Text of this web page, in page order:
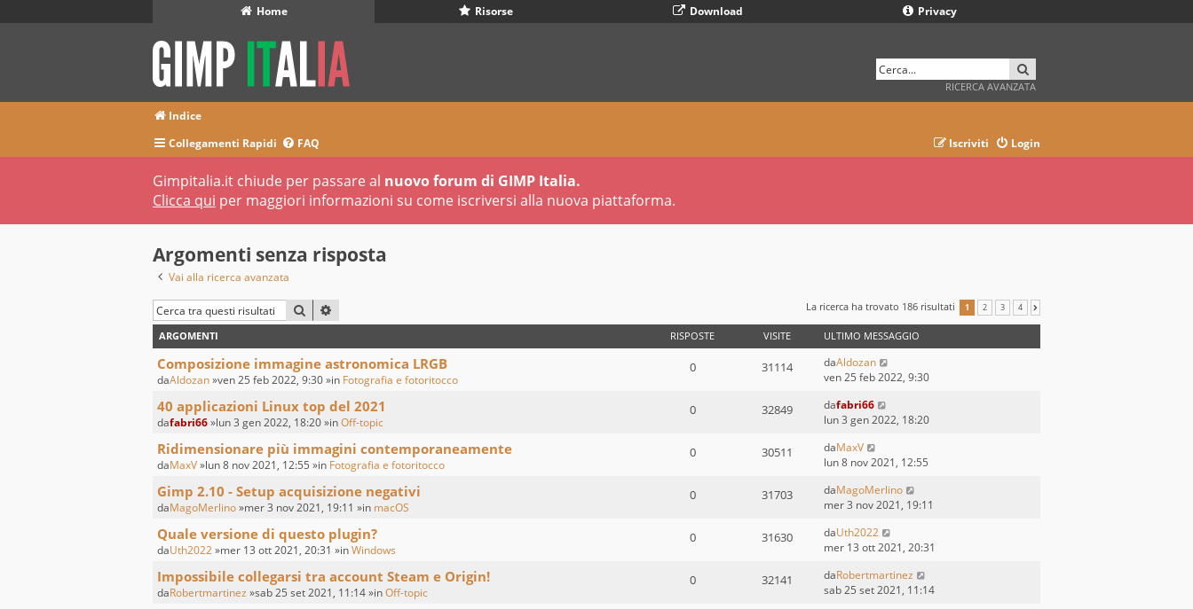
Home Risorse Download Privacy
RICERCA AVANZATA
Indice
Collegamenti Rapidi
FAQ Login
Iscriviti
Gimpitalia.it chiude per passare al nuovo forum di GIMP Italia.
Clicca qui per maggiori informazioni su come iscriversi alla nuova piattaforma.
Argomenti senza risposta
Vai alla ricerca avanzata
CERCA La ricerca ha trovato 186 risultati 1 2 3 4
ARGOMENTI RISPOSTE VISITE ULTIMO MESSAGGIO
Composizione immagine astronomica LRGB
daAldozan»ven 25 feb 2022, 9:30 »in Fotografia e fotoritocco
0 31114 daAldozan
ven 25 feb 2022, 9:30
40 applicazioni Linux top del 2021
dafabri66»lun 3 gen 2022, 18:20 »inOff-topic
0 32849 dafabri66
lun 3 gen 2022, 18:20
Ridimensionare più immagini contemporaneamente
daMaxV»lun 8 nov 2021, 12:55 »in Fotografia e fotoritocco
0 30511 daMaxV
lun 8 nov 2021, 12:55
Gimp 2.10 - Setup acquisizione negativi
daMagoMerlino»mer 3 nov 2021, 19:11 »in macOS
0 31703 daMagoMerlino
mer 3 nov 2021, 19:11
Quale versione di questo plugin?
daUth2022»mer 13 ott 2021, 20:31 »inWindows
0 31630 daUth2022
mer 13 ott 2021, 20:31
Impossibile collegarsi tra account Steam e Origin!
daRobertmartinez »sab 25 set 2021, 11:14 »inOff-topic
0 32141 daRobertmartinez
sab 25 set 2021, 11:14